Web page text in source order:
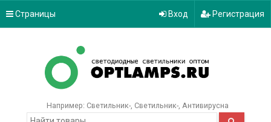
Страницы Вход Регистрация
Например: Светильник- Светильник- Антивирусна